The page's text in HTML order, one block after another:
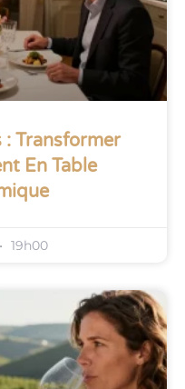
: Transformer
En Table
19h00